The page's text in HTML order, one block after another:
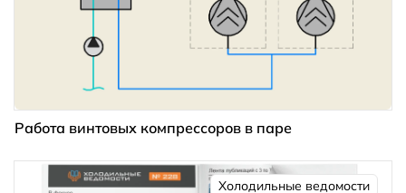
Работа винтовых компрессоров в паре
Холодильные ведомости